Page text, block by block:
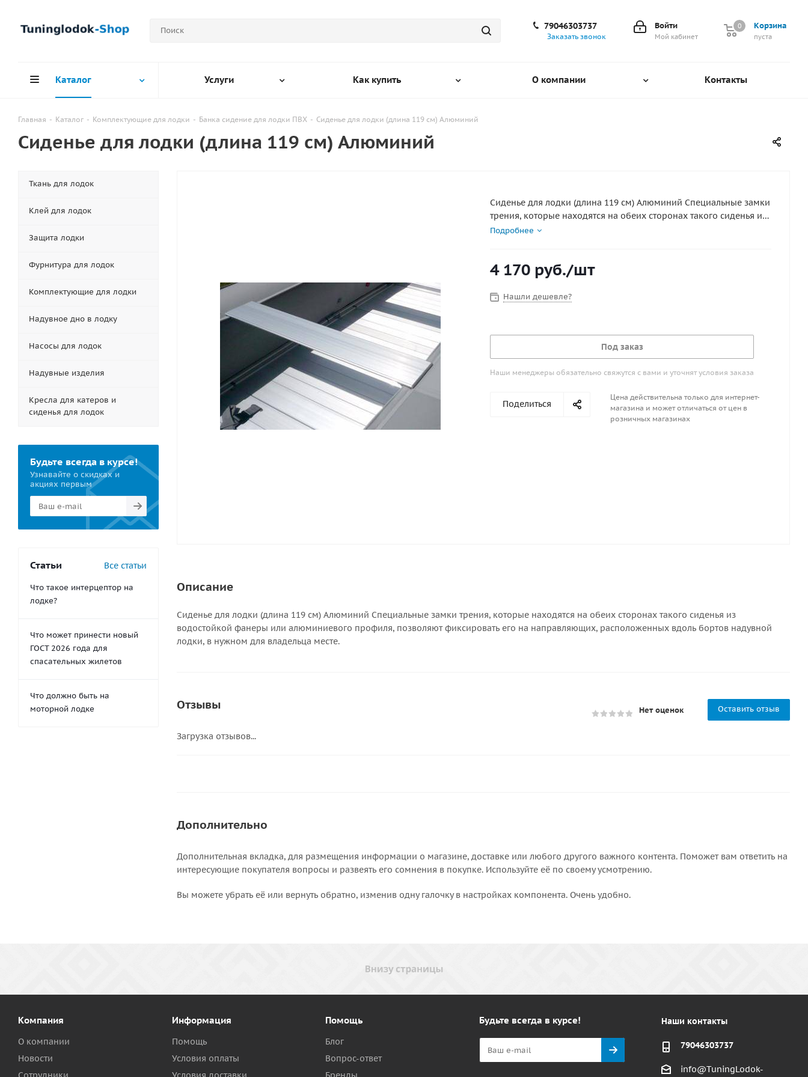
Корзина
0
пуста
0
Войти
Мой кабинет
79046303737
Заказать звонок
Каталог Услуги Как купить О компании Контакты
Главная - Каталог - Комплектующие для лодки - Банка сидение для лодки ПВХ - Сиденье для лодки (длина 119 см) Алюминий
Сиденье для лодки (длина 119 см) Алюминий
Сиденье для лодки (длина 119 см) Алюминий Специальные замки
трения, которые находятся на обеих сторонах такого сиденья из
водостойкой фанеры или алюминиевого профиля, позволяют
Подробнее
4 170 руб./шт
Нашли дешевле?
Под заказ
Наши менеджеры обязательно свяжутся с вами и уточнят условия заказа
Поделиться
Цена действительна только для интернет-
магазина и может отличаться от цен в
розничных магазинах
Описание
Сиденье для лодки (длина 119 см) Алюминий Специальные замки трения, которые находятся на обеих сторонах такого сиденья из
водостойкой фанеры или алюминиевого профиля, позволяют фиксировать его на направляющих, расположенных вдоль бортов надувной
лодки, в нужном для владельца месте.
Отзывы Нет оценок Оставить отзыв
Загрузка отзывов...
Дополнительно
Дополнительная вкладка, для размещения информации о магазине, доставке или любого другого важного контента. Поможет вам ответить на
интересующие покупателя вопросы и развеять его сомнения в покупке. Используйте её по своему усмотрению.
Вы можете убрать её или вернуть обратно, изменив одну галочку в настройках компонента. Очень удобно.
Ткань для лодок
Клей для лодок
Защита лодки
Фурнитура для лодок
Комплектующие для лодки
Надувное дно в лодку
Насосы для лодок
Надувные изделия
Кресла для катеров и
сиденья для лодок
Будьте всегда в курсе!
Узнавайте о скидках и
акциях первым
Статьи Все статьи
Что такое интерцептор на
лодке?
Что может принести новый
ГОСТ 2026 года для
спасательных жилетов
Что должно быть на
моторной лодке
Компания
О компании
Новости
Информация
Помощь
Условия оплаты
Помощь
Блог
Вопрос-ответ
Будьте всегда в курсе! Наши контакты
79046303737
info@TuningLodok-